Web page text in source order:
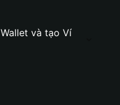
và tạo Ví